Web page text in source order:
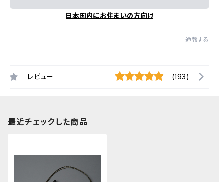
日本国内にお住まいの方向け
通報する
レビュー (193)
最近チェックした商品